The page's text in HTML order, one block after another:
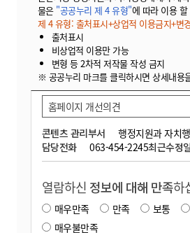
물은 "공공누리 제 4 유형"에 따라 이용
제 4 유형: 출처표시+상업적 이용금지+변
출처표시
비상업적 이용만 가능
변형 등 2차적 저작물 작성 금지
※ 공공누리 마크를 클릭하시면 상세내용
콘텐츠 관리부서
행정지원과 자치
담당전화
063-454-2245최근수정
홈페이지 개선의견
열람하신 정보에 대해 만족하
매우만족 만족 보통
매우불만족